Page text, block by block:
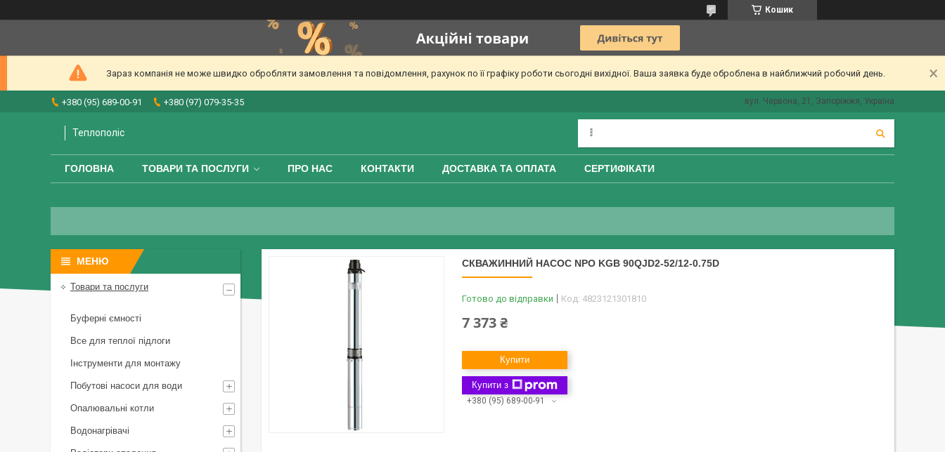
Кошик
Зараз компанія не може швидко обробляти замовлення та повідомлення, рахунок по її графіку роботи сьогодні вихідної. Ваша заявка буде оброблена в найближчий робочий день.
+380 (95) 689-00-91 +380 (97) 079-35-35 вул. Червона, 21, Запоріжжя, Україна
Теплополіс
ГОЛОВНА ТОВАРИ ТА ПОСЛУГИ ПРО НАС КОНТАКТИ ДОСТАВКА ТА ОПЛАТА СЕРТИФІКАТИ
СКВАЖИННИЙ НАСОС NPO KGB 90QJD2-52/12-0.75D
Готово до відправки Код: 4823121301810
7 373 ₴
Купити
Купити з
+380 (95) 689-00-91
Товари та послуги
Буферні ємності
Все для теплої підлоги
Інструменти для монтажу
Побутові насоси для води
Опалювальні котли
Водонагрівачі